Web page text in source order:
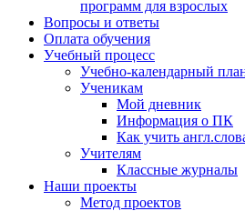
программ для взрослых
Вопросы и ответы
Оплата обучения
Учебный процесс
Учебно-календарный
Ученикам
Мой дневник
Информация о ПК
Как учить
Учителям
Классные журналы
Наши проекты
Метод проектов